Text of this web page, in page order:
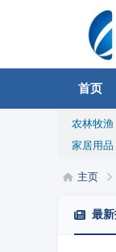
首页
农林牧渔
家居用品
主页
最